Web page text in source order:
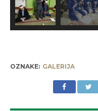
OZNAKE: GALERIJA